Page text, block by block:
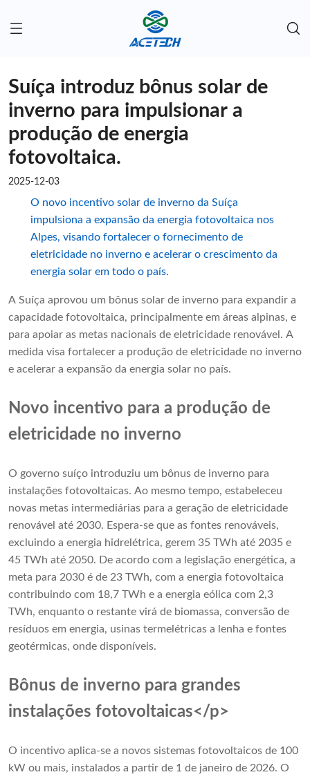
Suíça introduz bônus solar de
inverno para impulsionar a
produção de energia
fotovoltaica.
2025-12-03
O novo incentivo solar de inverno da Suíça
impulsiona a expansão da energia fotovoltaica nos
Alpes, visando fortalecer o fornecimento de
eletricidade no inverno e acelerar o crescimento da
energia solar em todo o país.
A Suíça aprovou um bônus solar de inverno para expandir a
capacidade fotovoltaica, principalmente em áreas alpinas, e
para apoiar as metas nacionais de eletricidade renovável. A
medida visa fortalecer a produção de eletricidade no inverno
e acelerar a expansão da energia solar no país.
Novo incentivo para a produção de
eletricidade no inverno
O governo suíço introduziu um bônus de inverno para
instalações fotovoltaicas. Ao mesmo tempo, estabeleceu
novas metas intermediárias para a geração de eletricidade
renovável até 2030. Espera-se que as fontes renováveis,
excluindo a energia hidrelétrica, gerem 35 TWh até 2035 e
45 TWh até 2050. De acordo com a legislação energética, a
meta para 2030 é de 23 TWh, com a energia fotovoltaica
contribuindo com 18,7 TWh e a energia eólica com 2,3
TWh, enquanto o restante virá de biomassa, conversão de
resíduos em energia, usinas termelétricas a lenha e fontes
geotérmicas, onde disponíveis.
Bônus de inverno para grandes
instalações fotovoltaicas</p>
O incentivo aplica-se a novos sistemas fotovoltaicos de 100
kW ou mais, instalados a partir de 1 de janeiro de 2026. O